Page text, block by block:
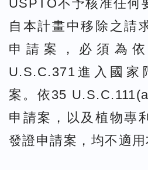
USPTO不予核准任何
自本計畫中移除之請
申請案，必須為
U.S.C.371進入國
案。依35
申請案，以及植物專
發證申請案，均不適用